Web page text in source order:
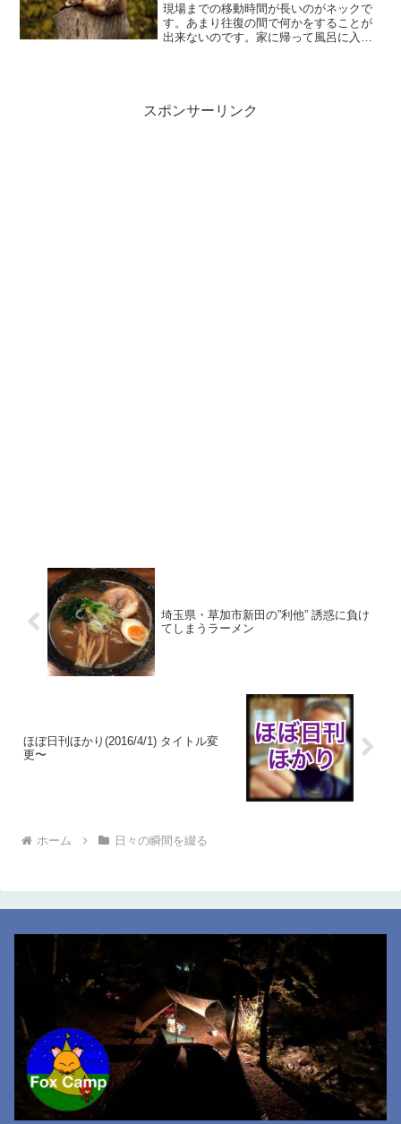
現場までの移動時間が長いのがネックで
す。あまり往復の間で何かをすることが
出来ないのです。家に帰って風呂に入っ
スポンサーリンク
埼玉県・草加市新田の”利他” 誘惑に負け
てしまうラーメン
ほぼ日刊ほかり(2016/4/1) タイトル変
更〜
ホーム 日々の瞬間を綴る